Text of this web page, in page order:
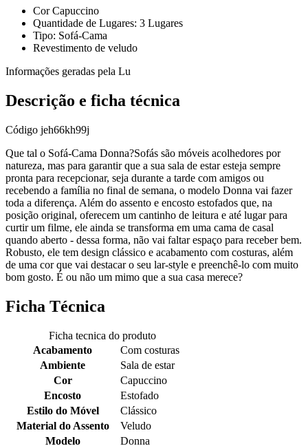
Cor Capuccino
Quantidade de Lugares: 3 Lugares
Tipo: Sofá-Cama
Revestimento de veludo
Informações geradas pela Lu
Descrição e ficha técnica
Código jeh66kh99j
Que tal o Sofá-Cama Donna?Sofás são móveis acolhedores por
natureza, mas para garantir que a sua sala de estar esteja sempre
pronta para recepcionar, seja durante a tarde com amigos ou
recebendo a família no final de semana, o modelo Donna vai fazer
toda a diferença. Além do assento e encosto estofados que, na
posição original, oferecem um cantinho de leitura e até lugar para
curtir um filme, ele ainda se transforma em uma cama de casal
quando aberto - dessa forma, não vai faltar espaço para receber bem.
Robusto, ele tem design clássico e acabamento com costuras, além
de uma cor que vai destacar o seu lar-style e preenchê-lo com muito
bom gosto. É ou não um mimo que a sua casa merece?
Ficha Técnica
Ficha tecnica do produto
Acabamento
Com costuras
Ambiente
Sala de estar
Cor
Capuccino
Encosto
Estofado
Estilo do Móvel
Clássico
Material do Assento
Veludo
Modelo
Donna